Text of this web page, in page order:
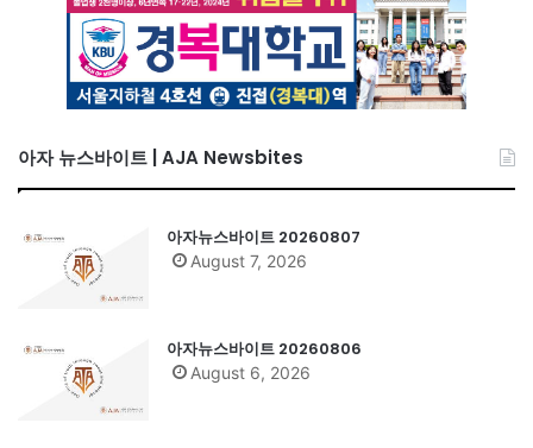
아자 뉴스바이트 | AJA Newsbites
아자뉴스바이트 20260807
August 7, 2026
아자뉴스바이트 20260806
August 6, 2026